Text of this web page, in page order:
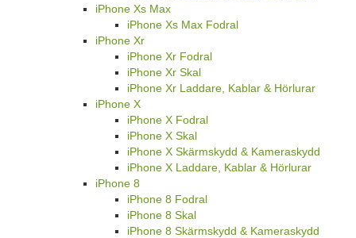
iPhone Xs Max
iPhone Xs Max Fodral
iPhone Xr
iPhone Xr Fodral
iPhone Xr Skal
iPhone Xr Laddare, Kablar & Hörlurar
iPhone X
iPhone X Fodral
iPhone X Skal
iPhone X Skärmskydd & Kameraskydd
iPhone X Laddare, Kablar & Hörlurar
iPhone 8
iPhone 8 Fodral
iPhone 8 Skal
iPhone 8 Skärmskydd & Kameraskydd